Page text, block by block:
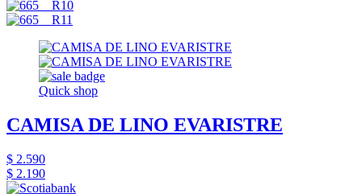
Quick shop
CAMISA DE LINO EVARISTRE
$ 2.590
$ 2.190